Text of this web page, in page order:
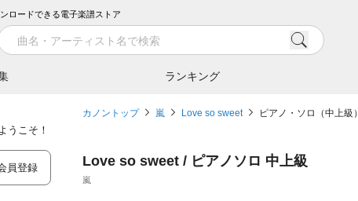
ロードできる電子楽譜ストア
ランキング
うこそ！
員登録
カノントップ 嵐 Love so sweet ピアノ・ソロ（中上級）
Love so sweet / ピアノソロ 中上級
嵐